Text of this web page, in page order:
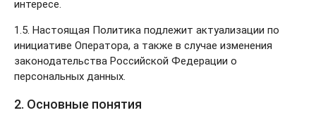
интересе.
1.5. Настоящая Политика подлежит актуализации по
инициативе Оператора, а также в случае изменения
законодательства Российской Федерации о
персональных данных.
2. Основные понятия